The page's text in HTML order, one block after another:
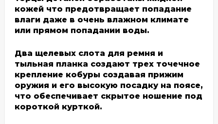
кожей что предотвращает попадание
влаги даже в очень влажном климате
или прямом попадании воды.
Два щелевых слота для ремня и
тыльная планка создают трех точечное
крепление кобуры создавая прижим
оружия и его высокую посадку на поясе,
что обеспечивает скрытое ношение под
короткой курткой.